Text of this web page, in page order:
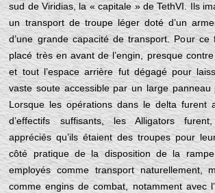
sud de Viridias, la « capitale » de TethVI. Ils
un transport de troupe léger doté d’un
d’une grande capacité de transport. Pour
placé très en avant de l’engin, presque
et tout l’espace arrière fut dégagé pour
vaste soute accessible par un large panneau
Lorsque les opérations dans le delta furent
d’effectifs suffisants, les Alligators
appréciés qu’ils étaient des troupes pour
côté pratique de la disposition de la
employés comme transport naturellement,
comme engins de combat, notamment avec